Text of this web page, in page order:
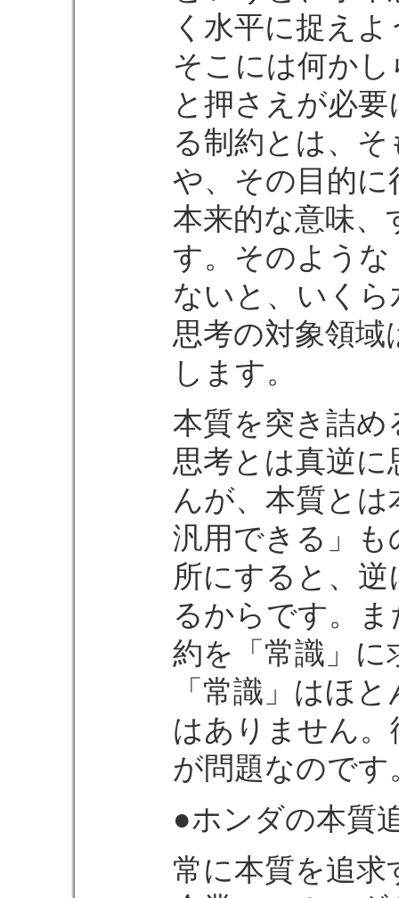
く水平に捉え
そこには何か
と押さえが必
る制約とは、
や、その目的
本来的な意味、
す。そのよう
ないと、いく
思考の対象領
します。
本質を突き詰め
思考とは真逆
んが、本質と
汎用できる」
所にすると、
るからです。
約を「常識」
「常識」はほ
はありません
が問題なのです
●ホンダの本質
常に本質を追